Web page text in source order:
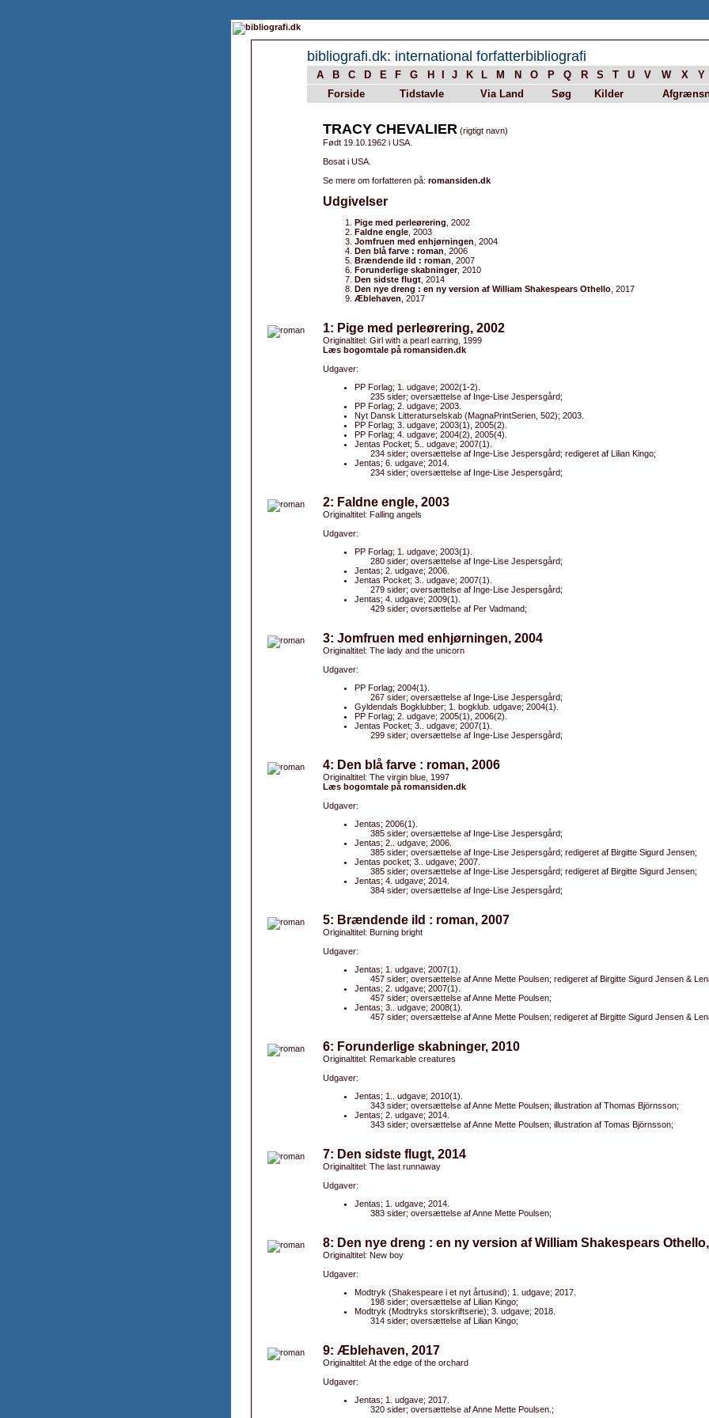
bibliografi.dk: international forfatterbibliografi
A B C D E F G H J K L M N O P Q R S T U V W X Y
Forside
Tidstavle Via Land Søg Kilder
TRACY CHEVALIER (rigtigt navn)
Født 19.10.1962 i USA.
Bosat i USA.
Se mere om forfatteren på: romansiden.dk
Udgivelser
Pige med perleørering , 2002
Faldne engle , 2003
Jomfruen med enhjørningen , 2004
Den blå farve : roman , 2006
Brændende ild : roman , 2007
Forunderlige skabninger, 2010
Den sidste flugt , 2014
Den nye dreng : en ny version af William Shakespears Othello , 2017
Æblehaven , 2017
1: Pige med perleørering, 2002
Originaltitel: Girl with a pearl earring, 1999
Læs bogomtale på romansiden.dk
Udgaver:
PP Forlag; 1. udgave; 2002(1-2).
235 sider; oversættelse af Inge-Lise Jespersgård;
PP Forlag; 2. udgave; 2003.
Nyt Dansk Litteraturselskab (MagnaPrintSerien, 502); 2003.
PP Forlag; 3. udgave; 2003(1), 2005(2).
PP Forlag; 4. udgave; 2004(2), 2005(4).
Jentas Pocket; 5.. udgave; 2007(1).
234 sider; oversættelse af Inge-Lise Jespersgård; redigeret af Lilian Kingo;
Jentas; 6. udgave; 2014.
234 sider; oversættelse af Inge-Lise Jespersgård;
2: Faldne engle, 2003
Originaltitel: Falling angels
Udgaver:
PP Forlag; 1. udgave; 2003(1).
280 sider; oversættelse af Inge-Lise Jespersgård;
Jentas; 2. udgave; 2006.
Jentas Pocket; 3.. udgave; 2007(1).
279 sider; oversættelse af Inge-Lise Jespersgård;
Jentas; 4. udgave; 2009(1).
429 sider; oversættelse af Per Vadmand;
3: Jomfruen med enhjørningen, 2004
Originaltitel: The lady and the unicorn
Udgaver:
PP Forlag; 2004(1).
267 sider; oversættelse af Inge-Lise Jespersgård;
Gyldendals Bogklubber; 1. bogklub. udgave; 2004(1).
PP Forlag; 2. udgave; 2005(1), 2006(2).
Jentas Pocket; 3.. udgave; 2007(1).
299 sider; oversættelse af Inge-Lise Jespersgård;
4: Den blå farve : roman, 2006
Originaltitel: The virgin blue, 1997
Læs bogomtale på romansiden.dk
Udgaver:
Jentas; 2006(1).
385 sider; oversættelse af Inge-Lise Jespersgård;
Jentas; 2.. udgave; 2006.
385 sider; oversættelse af Inge-Lise Jespersgård; redigeret af Birgitte Sigurd Jensen;
Jentas pocket; 3.. udgave; 2007.
385 sider; oversættelse af Inge-Lise Jespersgård; redigeret af Birgitte Sigurd Jensen;
Jentas; 4. udgave; 2014.
384 sider; oversættelse af Inge-Lise Jespersgård;
5: Brændende ild : roman, 2007
Originaltitel: Burning bright
Udgaver:
Jentas; 1. udgave; 2007(1).
457 sider; oversættelse af Anne Mette Poulsen; redigeret af Birgitte Sigurd Jensen &
Jentas; 2. udgave; 2007(1).
457 sider; oversættelse af Anne Mette Poulsen;
Jentas; 3.. udgave; 2008(1).
457 sider; oversættelse af Anne Mette Poulsen; redigeret af Birgitte Sigurd Jensen &
6: Forunderlige skabninger, 2010
Originaltitel: Remarkable creatures
Udgaver:
Jentas; 1.. udgave; 2010(1).
343 sider; oversættelse af Anne Mette Poulsen; illustration af Thomas Björnsson;
Jentas; 2. udgave; 2014.
343 sider; oversættelse af Anne Mette Poulsen; illustration af Tomas Björnsson;
7: Den sidste flugt, 2014
Originaltitel: The last runnaway
Udgaver:
Jentas; 1. udgave; 2014.
383 sider; oversættelse af Anne Mette Poulsen;
8: Den nye dreng : en ny version af William Shakespears
Originaltitel: New boy
Udgaver:
Modtryk (Shakespeare i et nyt årtusind); 1. udgave; 2017.
198 sider; oversættelse af Lilian Kingo;
Modtryk (Modtryks storskriftserie); 3. udgave; 2018.
314 sider; oversættelse af Lilian Kingo;
9: Æblehaven, 2017
Originaltitel: At the edge of the orchard
Udgaver:
Jentas; 1. udgave; 2017.
320 sider; oversættelse af Anne Mette Poulsen.;